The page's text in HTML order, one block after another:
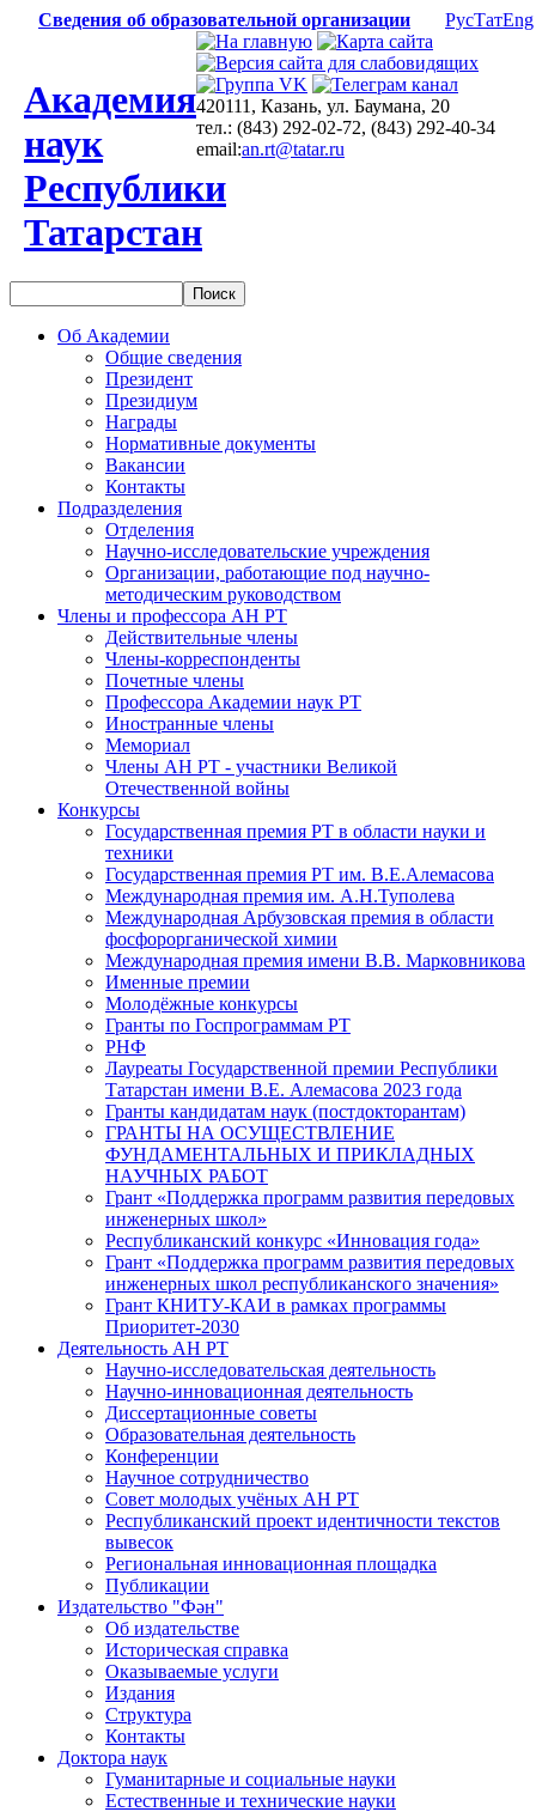
Сведения об образовательной организации РусТатEng
Академия
наук
Республики
Татарстан
420111, Казань, ул. Баумана, 20
тел.: (843) 292-02-72, (843) 292-40-34
email:an.rt@tatar.ru
Об Академии
Общие сведения
Президент
Президиум
Награды
Нормативные документы
Вакансии
Контакты
Подразделения
Отделения
Научно-исследовательские учреждения
Организации, работающие под научно-
методическим руководством
Члены и профессора АН РТ
Действительные члены
Члены-корреспонденты
Почетные члены
Профессора Академии наук РТ
Иностранные члены
Мемориал
Члены АН РТ - участники Великой
Отечественной войны
Конкурсы
Государственная премия РТ в области науки и
техники
Государственная премия РТ им. В.Е.Алемасова
Международная премия им. А.Н.Туполева
Международная Арбузовская премия в области
фосфорорганической химии
Международная премия имени В.В. Марковникова
Именные премии
Молодёжные конкурсы
Гранты по Госпрограммам РТ
РНФ
Лауреаты Государственной премии Республики
Татарстан имени В.Е. Алемасова 2023 года
Гранты кандидатам наук (постдокторантам)
ГРАНТЫ НА ОСУЩЕСТВЛЕНИЕ
ФУНДАМЕНТАЛЬНЫХ И ПРИКЛАДНЫХ
НАУЧНЫХ РАБОТ
Грант «Поддержка программ развития передовых
инженерных школ»
Республиканский конкурс «Инновация года»
Грант «Поддержка программ развития передовых
инженерных школ республиканского значения»
Грант КНИТУ-КАИ в рамках программы
Приоритет-2030
Деятельность АН РТ
Научно-исследовательская деятельность
Научно-инновационная деятельность
Диссертационные советы
Образовательная деятельность
Конференции
Научное сотрудничество
Совет молодых учёных АН РТ
Республиканский проект идентичности текстов
вывесок
Региональная инновационная площадка
Публикации
Издательство "Фән"
Об издательстве
Историческая справка
Оказываемые услуги
Издания
Структура
Контакты
Доктора наук
Гуманитарные и социальные науки
Естественные и технические науки